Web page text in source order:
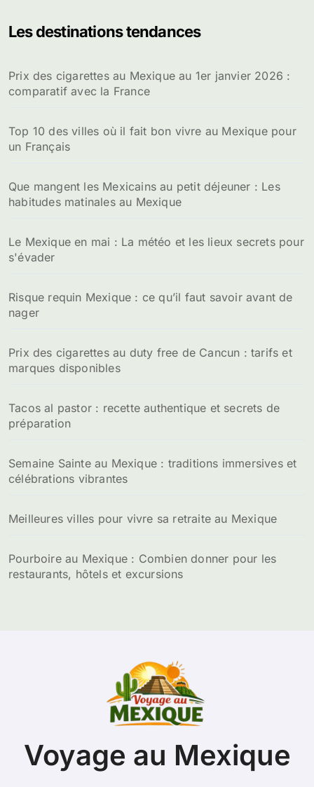
Les destinations tendances
Prix des cigarettes au Mexique au 1er janvier 2026 :
comparatif avec la France
Top 10 des villes où il fait bon vivre au Mexique pour
un Français
Que mangent les Mexicains au petit déjeuner : Les
habitudes matinales au Mexique
Le Mexique en mai : La météo et les lieux secrets pour
s'évader
Risque requin Mexique : ce qu’il faut savoir avant de
nager
Prix des cigarettes au duty free de Cancun : tarifs et
marques disponibles
Tacos al pastor : recette authentique et secrets de
préparation
Semaine Sainte au Mexique : traditions immersives et
célébrations vibrantes
Meilleures villes pour vivre sa retraite au Mexique
Pourboire au Mexique : Combien donner pour les
restaurants, hôtels et excursions
Voyage au Mexique